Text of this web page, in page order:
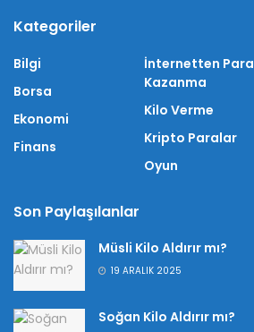
Kategoriler
Bilgi
Borsa
Ekonomi
Finans
İnternetten Para
Kazanma
Kilo Verme
Kripto Paralar
Oyun
Son Paylaşılanlar
Müsli Kilo Aldırır mı?
19 ARALIK 2025
Soğan Kilo Aldırır mı?